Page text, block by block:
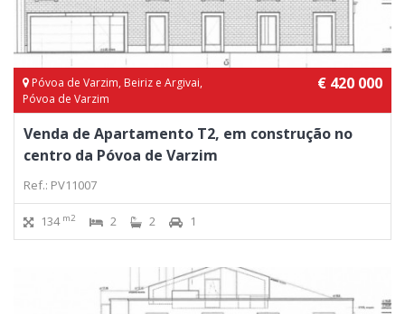
Póvoa de Varzim, Beiriz e Argivai,
Póvoa de Varzim
€ 420 000
Venda de Apartamento T2, em construção no
centro da Póvoa de Varzim
Ref.: PV11007
134 m2 2 2 1